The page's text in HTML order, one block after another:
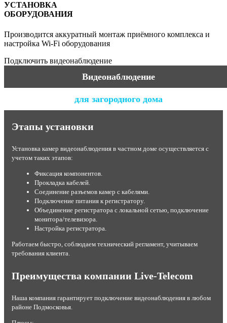
УСТАНОВКА
ОБОРУДОВАНИЯ
Производится аккуратный монтаж приёмного комплекса и
настройка Wi-Fi оборудования
Подключить видеонаблюдение
Видеонаблюдение
для загородного дома
Этапы установки
Установка камер видеонаблюдения в частном доме осуществляется с
учетом таких этапов:
Фиксация компонентов.
Прокладка кабелей.
Соединение разъемов камер с кабелями.
Подключение питания к регистратору.
Объединение регистратора с локальной сетью, подключение
монитора/телевизора.
Настройка регистратора.
Работаем быстро, соблюдаем технический регламент, учитываем
требования клиента.
Преимущества компании Live-Telecom
Наша компания гарантирует подключение видеонаблюдения в любом
районе Подмосковья.